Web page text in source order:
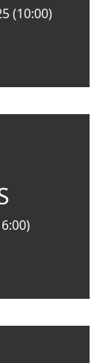
(10:00)